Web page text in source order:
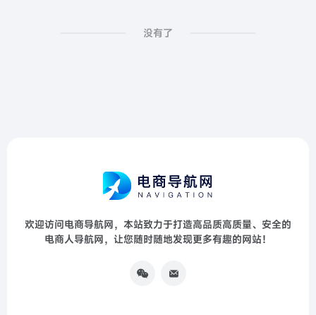
没有了
欢迎访问电商导航网，本站致力于打造高品质高质量、安全的
电商人导航网，让您随时随地发现更多有趣的网站！